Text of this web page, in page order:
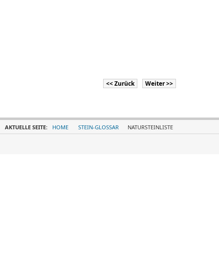
<< Zurück Weiter >>
AKTUELLE SEITE: HOME STEIN-GLOSSAR NATURSTEINLISTE